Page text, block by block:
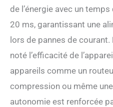
la
de l’énergie avec un
20 ms, garantissant une
lors de pannes de
noté l’efficacité de
appareils comme un
compression ou même
autonomie est renforcée